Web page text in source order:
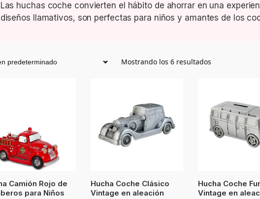
Las huchas coche convierten el hábito de ahorrar en una
diseños llamativos, son perfectas para niños y amantes de los
Mostrando los 6 resultados
Camión Rojo de
para Niños
Hucha Coche Clásico
Vintage en aleación
Hucha Coche
Vintage en